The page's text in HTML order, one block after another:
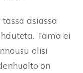
asiassa
Tämä ei
olisi
on